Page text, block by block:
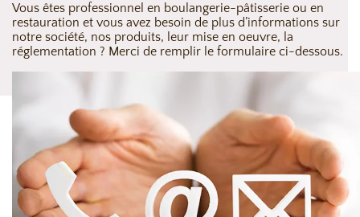
Vous êtes professionnel en boulangerie-pâtisserie ou en
restauration et vous avez besoin de plus d’informations sur
notre société, nos produits, leur mise en oeuvre, la
réglementation ? Merci de remplir le formulaire ci-dessous.